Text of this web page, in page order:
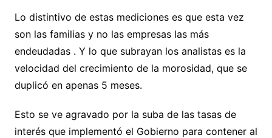
Lo distintivo de estas mediciones es que esta vez
son las familias y no las empresas las más
endeudadas . Y lo que subrayan los analistas es la
velocidad del crecimiento de la morosidad, que se
duplicó en apenas 5 meses.
Esto se ve agravado por la suba de las tasas de
interés que implementó el Gobierno para contener al